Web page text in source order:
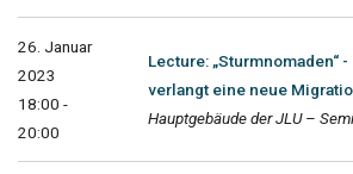
26. Januar
2023
18:00 -
20:00
Lecture: „Sturmnomaden“
verlangt eine neue
Hauptgebäude der JLU –